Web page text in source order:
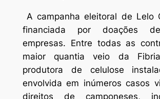
A campanha eleitoral de Lelo
financiada por doações
empresas. Entre todas as
maior quantia veio da
produtora de celulose
envolvida em inúmeros casos
direitos de camponeses,